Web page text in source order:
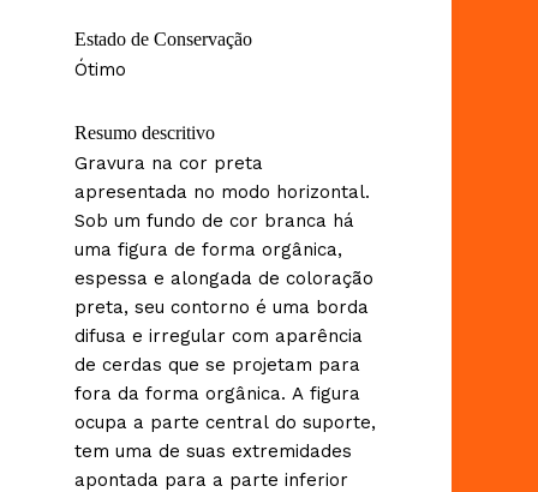
Estado de Conservação
Ótimo
Resumo descritivo
Gravura na cor preta
apresentada no modo horizontal.
Sob um fundo de cor branca há
uma figura de forma orgânica,
espessa e alongada de coloração
preta, seu contorno é uma borda
difusa e irregular com aparência
de cerdas que se projetam para
fora da forma orgânica. A figura
ocupa a parte central do suporte,
tem uma de suas extremidades
apontada para a parte inferior